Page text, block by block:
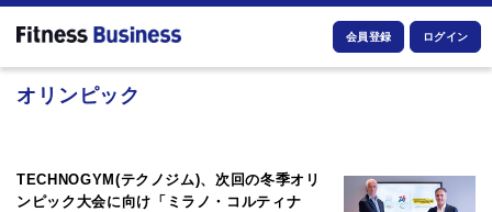
会員登録 ログイン
オリンピック
TECHNOGYM(テクノジム)、次回の冬季オリ
ンピック大会に向け「ミラノ・コルティナ